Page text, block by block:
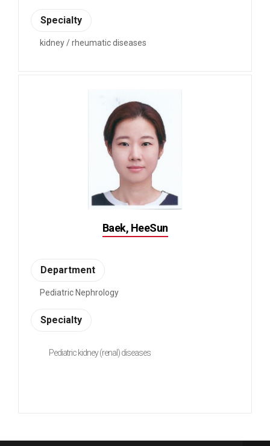
Specialty
kidney / rheumatic diseases
Baek, HeeSun
Department
Pediatric Nephrology
Specialty
Pediatric kidney (renal) diseases